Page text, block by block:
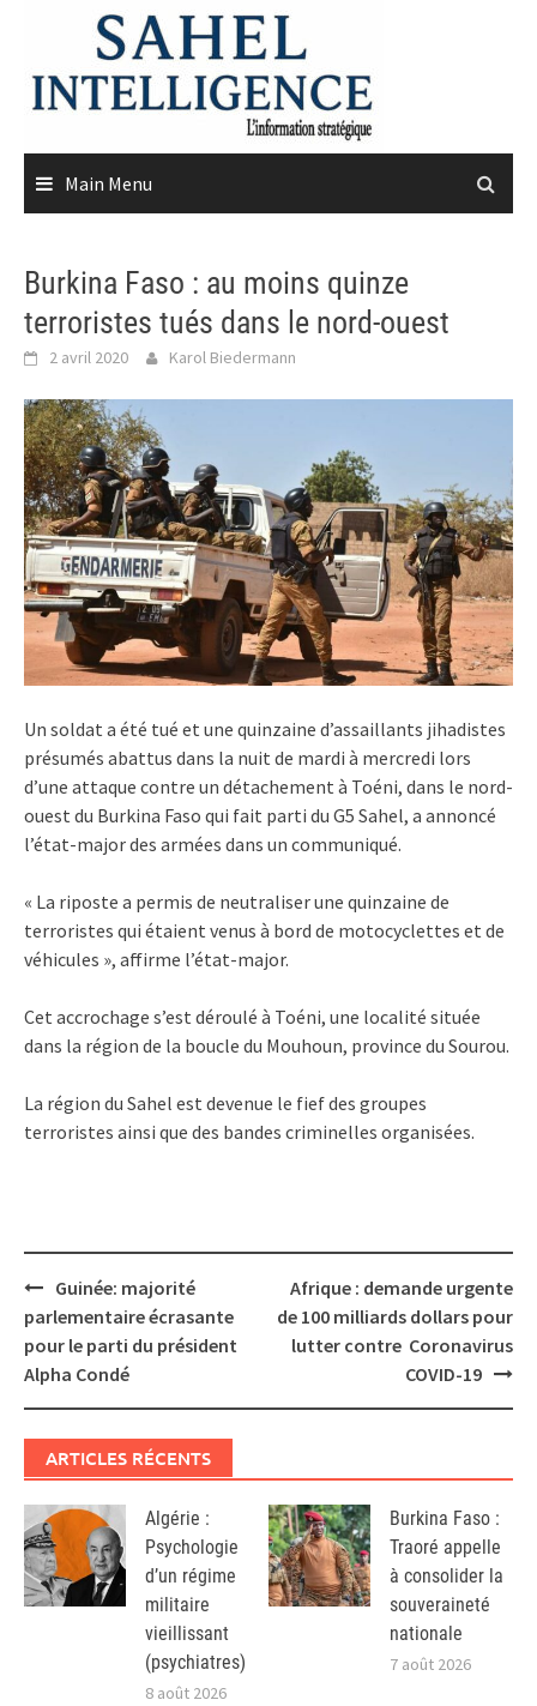
content
Main Menu
Burkina Faso : au moins quinze
terroristes tués dans le nord-ouest
2 avril 2020 Karol Biedermann
Un soldat a été tué et une quinzaine d’assaillants jihadistes
présumés abattus dans la nuit de mardi à mercredi lors
d’une attaque contre un détachement à Toéni, dans le nord-
ouest du Burkina Faso qui fait parti du G5 Sahel, a annoncé
l’état-major des armées dans un communiqué.
« La riposte a permis de neutraliser une quinzaine de
terroristes qui étaient venus à bord de motocyclettes et de
véhicules », affirme l’état-major.
Cet accrochage s’est déroulé à Toéni, une localité située
dans la région de la boucle du Mouhoun, province du Sourou.
La région du Sahel est devenue le fief des groupes
terroristes ainsi que des bandes criminelles organisées.
Post
navigation
Guinée: majorité
parlementaire écrasante
pour le parti du président
Alpha Condé
Afrique : demande urgente
de 100 milliards dollars pour
lutter contre Coronavirus
COVID-19
ARTICLES RÉCENTS
Algérie :
Psychologie
d’un régime
militaire
vieillissant
(psychiatres)
8 août 2026
Burkina Faso :
Traoré appelle
à consolider la
souveraineté
nationale
7 août 2026